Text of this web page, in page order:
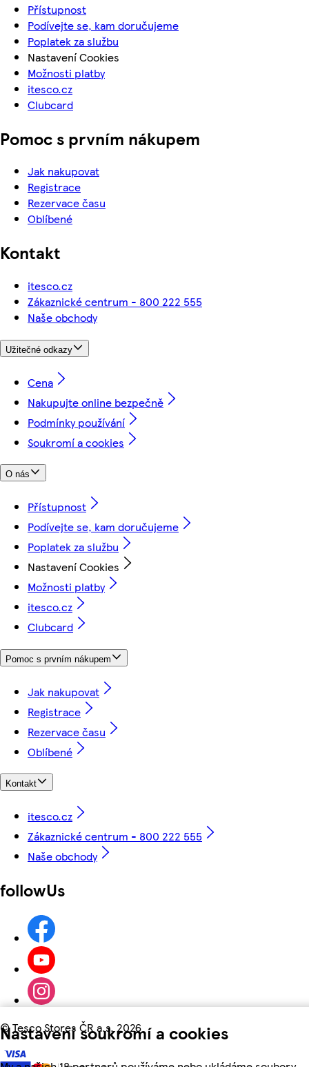
Nastavení soukromí a cookies
Přístupnost
Podívejte se, kam doručujeme
Poplatek za službu
Nastavení Cookies
Možnosti platby
itesco.cz
Clubcard
Pomoc s prvním nákupem
Jak nakupovat
Registrace
Rezervace času
Oblíbené
Kontakt
itesco.cz
Zákaznické centrum - 800 222 555
Naše obchody
Užitečné odkazy
Cena
Nakupujte online bezpečně
Podmínky používání
Soukromí a cookies
O nás
Přístupnost
Podívejte se, kam doručujeme
Poplatek za službu
Nastavení Cookies
Možnosti platby
itesco.cz
Clubcard
Pomoc s prvním nákupem
Jak nakupovat
Registrace
Rezervace času
Oblíbené
Kontakt
itesco.cz
Zákaznické centrum - 800 222 555
Naše obchody
followUs
©Tesco Stores ČR a.s. 2026